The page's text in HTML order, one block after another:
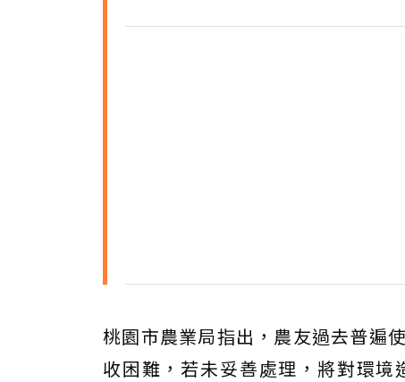
桃園市農業局指出，農友過去普遍
收困難，若未妥善處理，將對環